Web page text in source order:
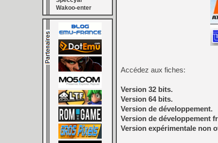
Wakoo-enter
Accédez aux fiches:
Version 32 bits.
Version 64 bits.
Version de développement.
Version de développement
Version expérimentale non